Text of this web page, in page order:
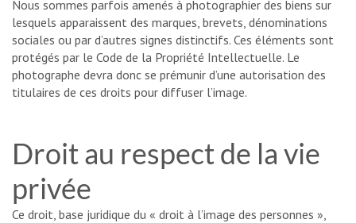
Nous sommes parfois amenés à photographier des biens sur
lesquels apparaissent des marques, brevets, dénominations
sociales ou par d’autres signes distinctifs. Ces éléments sont
protégés par le Code de la Propriété Intellectuelle. Le
photographe devra donc se prémunir d’une autorisation des
titulaires de ces droits pour diffuser l’image.
Droit au respect de la vie
privée
Ce droit, base juridique du « droit à l’image des personnes »,